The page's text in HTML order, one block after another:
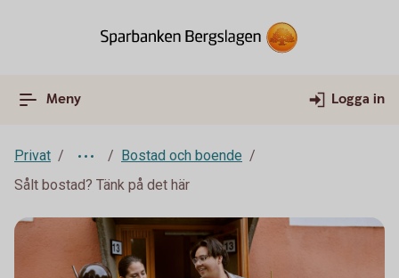
Meny Logga in
Privat
Bostad och boende
Sålt bostad? Tänk på det här